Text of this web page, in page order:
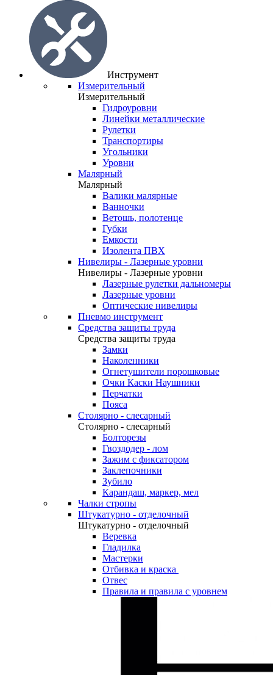
Инструмент
Измерительный
Измерительный
Гидроуровни
Линейки металлические
Рулетки
Транспортиры
Угольники
Уровни
Малярный
Малярный
Валики малярные
Ванночки
Ветошь, полотенце
Губки
Емкости
Изолента ПВХ
Нивелиры - Лазерные уровни
Нивелиры - Лазерные уровни
Лазерные рулетки дальномеры
Лазерные уровни
Оптические нивелиры
Пневмо инструмент
Средства защиты труда
Средства защиты труда
Замки
Наколенники
Огнетушители порошковые
Очки Каски Наушники
Перчатки
Пояса
Столярно - слесарный
Столярно - слесарный
Болторезы
Гвоздодер - лом
Зажим с фиксатором
Заклепочники
Зубило
Карандаш, маркер, мел
Чалки стропы
Штукатурно - отделочный
Штукатурно - отделочный
Веревка
Гладилка
Мастерки
Отбивка и краска
Отвес
Правила и правила с уровнем